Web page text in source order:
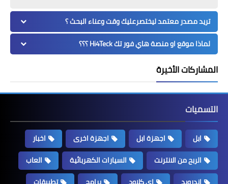
تريد مصدر معتمد ليختصرعليك وقت وعناء البحث ؟
لماذا موقع او منصة هاي فور تك Hi4Teck ؟؟؟
المشاركات الأخيرة
التسميات
ابل اجهزة ابل اجهزة اخرى
اخبار
الربح من الانترنت
السيارات الكهربائية
العاب